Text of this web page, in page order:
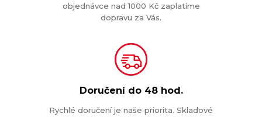
objednávce nad 1000 Kč zaplatíme
dopravu za Vás.
Doručení do 48 hod.
Rychlé doručení je naše priorita. Skladové